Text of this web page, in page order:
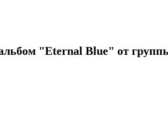
"Eternal Blue" от